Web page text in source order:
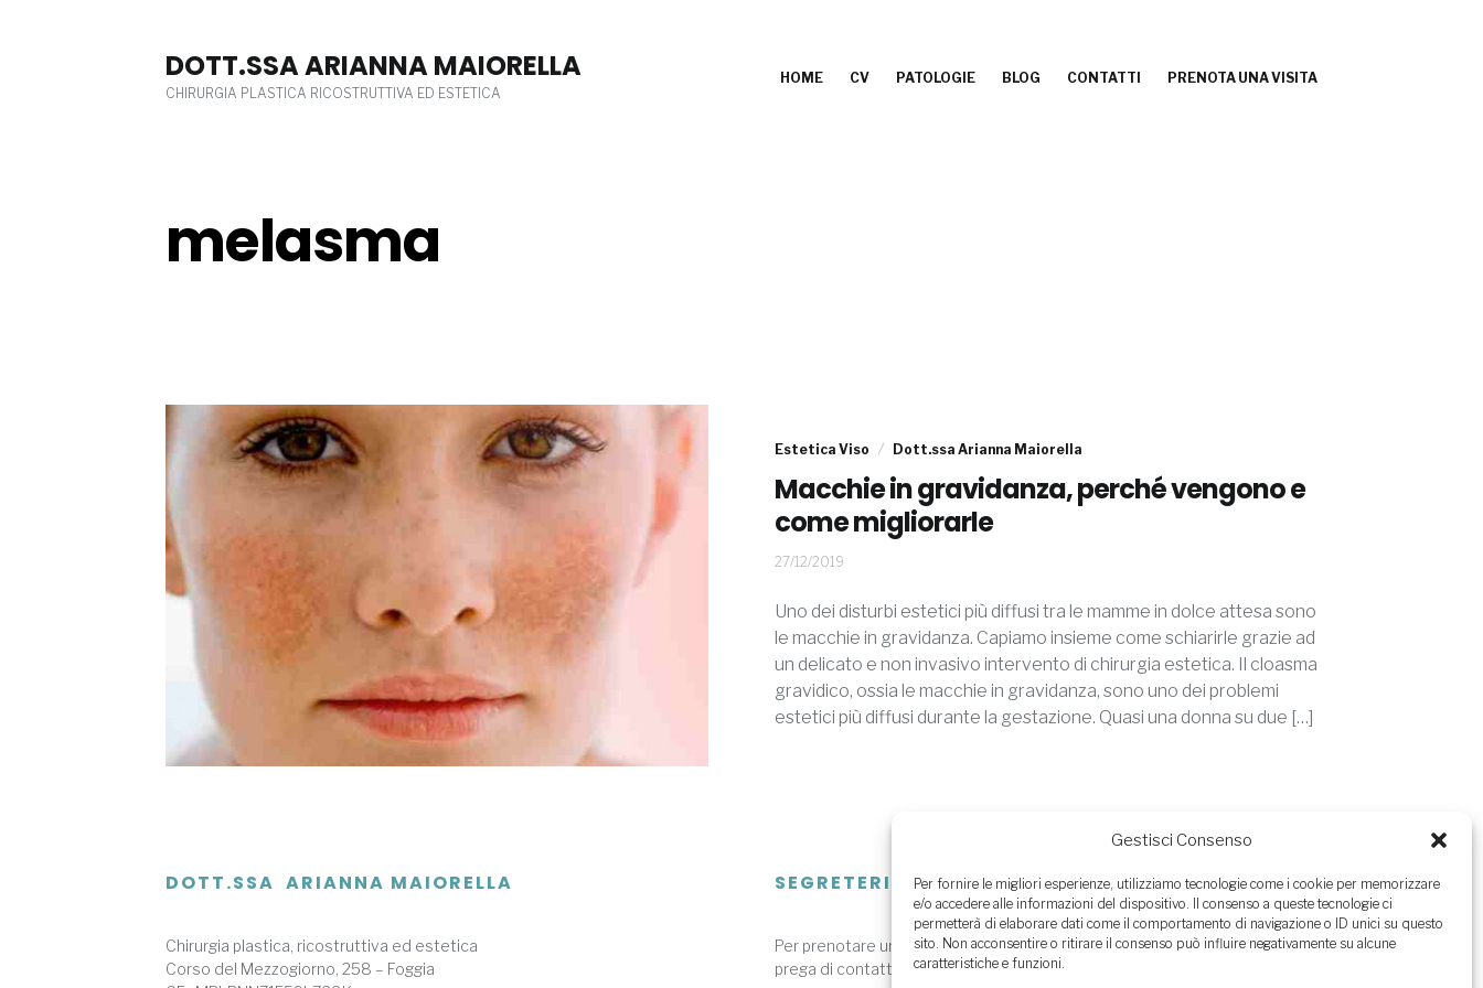
Gestisci Consenso
Per fornire le migliori esperienze, utilizziamo tecnologie come i cookie per memorizzare
e/o accedere alle informazioni del dispositivo. Il consenso a queste tecnologie ci
permetterà di elaborare dati come il comportamento di navigazione o ID unici su questo
sito. Non acconsentire o ritirare il consenso può influire negativamente su alcune
caratteristiche e funzioni.
DOTT.SSA ARIANNA MAIORELLA
CHIRURGIA PLASTICA RICOSTRUTTIVA ED ESTETICA
HOME CV PATOLOGIE BLOG CONTATTI PRENOTA UNA VISITA
melasma
Estetica Viso Dott.ssa Arianna Maiorella
Macchie in gravidanza, perché vengono e
come migliorarle
27/12/2019
Uno dei disturbi estetici più diffusi tra le mamme in dolce attesa sono
le macchie in gravidanza. Capiamo insieme come schiarirle grazie ad
un delicato e non invasivo intervento di chirurgia estetica. Il cloasma
gravidico, ossia le macchie in gravidanza, sono uno dei problemi
estetici più diffusi durante la gestazione. Quasi una donna su due […]
DOTT.SSA ARIANNA MAIORELLA
Chirurgia plastica, ricostruttiva ed estetica
Corso del Mezzogiorno, 258 – Foggia
SEGRETERIA
Per prenotare una visita specialistica con la Dott.ssa Arianna Maiorella si
prega di contattare nei giorni feriali ai seguenti riferimenti: